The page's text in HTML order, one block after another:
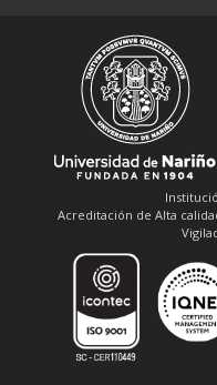
Acreditación de Alta